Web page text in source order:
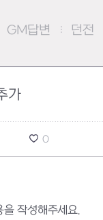
GM답변 던전
가
0
작성해주세요.